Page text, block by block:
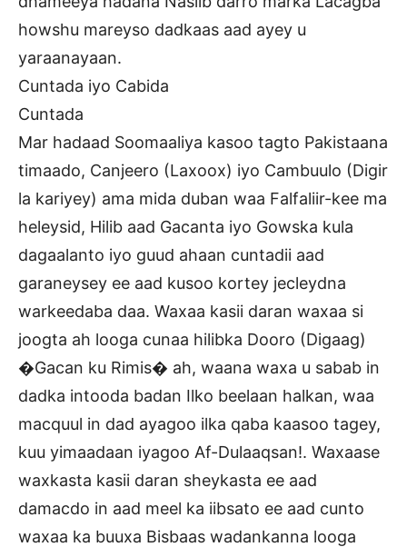
howshu mareyso dadkaas aad ayey u
yaraanayaan.
Cuntada iyo Cabida
Cuntada
Mar hadaad Soomaaliya kasoo tagto Pakistaana
timaado, Canjeero (Laxoox) iyo Cambuulo (Digir
la kariyey) ama mida duban waa Falfaliir-kee ma
heleysid, Hilib aad Gacanta iyo Gowska kula
dagaalanto iyo guud ahaan cuntadii aad
garaneysey ee aad kusoo kortey jecleydna
warkeedaba daa. Waxaa kasii daran waxaa si
joogta ah looga cunaa hilibka Dooro (Digaag)
�Gacan ku Rimis� ah, waana waxa u sabab in
dadka intooda badan Ilko beelaan halkan, waa
macquul in dad ayagoo ilka qaba kaasoo tagey,
kuu yimaadaan iyagoo Af-Dulaaqsan!. Waxaase
waxkasta kasii daran sheykasta ee aad
damacdo in aad meel ka iibsato ee aad cunto
waxaa ka buuxa Bisbaas wadankanna looga